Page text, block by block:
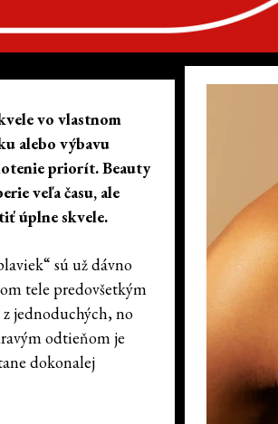
vo vlastnom
alebo výbavu
priorít. Beauty
veľa času, ale
úplne skvele.
sú už dávno
tele predovšetkým
jednoduchých, no
odtieňom je
dokonalej